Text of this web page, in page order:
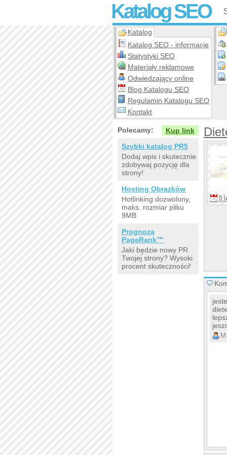
Katalog SEO
Katalog
Katalog SEO - informacje
Statystyki SEO
Materiały reklamowe
Odwiedzający online
Blog Katalogu SEO
Regulamin Katalogu SEO
Kontakt
5
Polecamy:
Kup link
Szybki katalog PR5
Dodaj wpis i skutecznie
zdobywaj pozycję dla
strony!
Hosting Obrazków
Hotlinking dozwolony,
maks. rozmiar pliku
9MB
Prognoza
PageRank™
Jaki będzie nowy PR
Twojej strony? Wysoki
procent skuteczności!